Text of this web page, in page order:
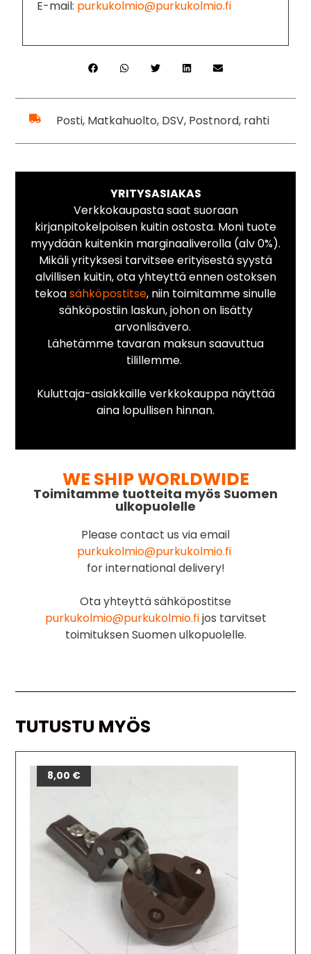
E-mail: purkukolmio@purkukolmio.fi
Posti, Matkahuolto, DSV, Postnord, rahti
YRITYSASIAKAS
Verkkokaupasta saat suoraan
kirjanpitokelpoisen kuitin ostosta. Moni tuote
myydään kuitenkin marginaaliverolla (alv 0%).
Mikäli yrityksesi tarvitsee erityisestä syystä
alvillisen kuitin, ota yhteyttä ennen ostoksen
tekoasähköpostitse, niin toimitamme sinulle
sähköpostiin laskun, johon on lisätty
arvonlisävero.
Lähetämme tavaran maksun saavuttua
tilillemme.
Kuluttaja-asiakkaille verkkokauppa näyttää
aina lopullisen hinnan.
WE SHIP WORLDWIDE
Toimitamme tuotteita myös Suomen
ulkopuolelle
Please contact us via email
purkukolmio@purkukolmio.fi
for international delivery!
Ota yhteyttä sähköpostitse
purkukolmio@purkukolmio.fijos tarvitset
toimituksen Suomen ulkopuolelle.
TUTUSTU MYÖS
8,00 €